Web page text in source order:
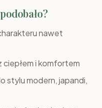
nawet
ciepłem i komfortem
stylu modern, japandi,